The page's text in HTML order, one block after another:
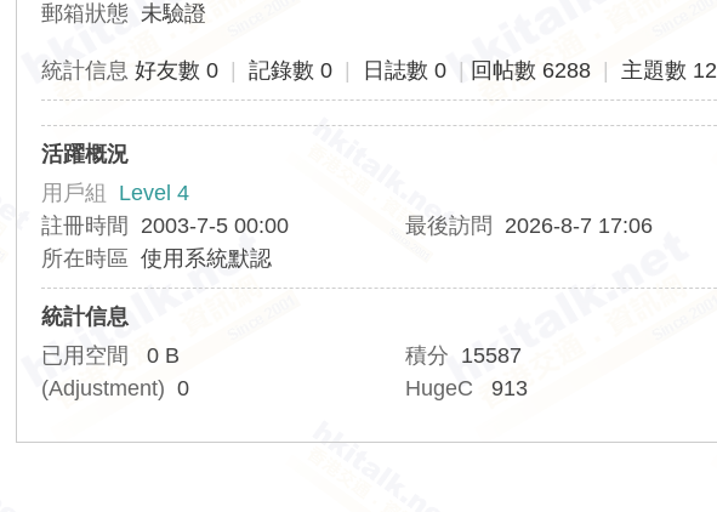
郵箱狀態 未驗證
統計信息 好友數 0 記錄數 0 日誌數 0 回帖數 6288 主題數 12
活躍概況
用戶組 Level 4
註冊時間
2003-7-5 00:00 最後訪問 2026-8-7 17:06
所在時區
使用系統默認
統計信息
已用空間
0 B 積分 15587
(Adjustment) 0 HugeC 913